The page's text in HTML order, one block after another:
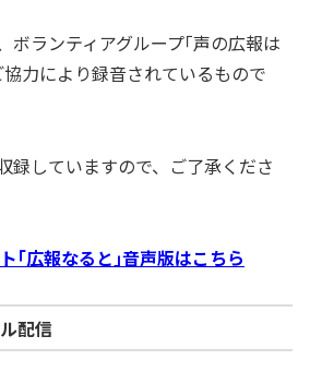
ボランティアグループ｢声の広報は
力により録音されているもので
録していますので、ご了承くださ
｢広報なると｣音声版はこちら
配信